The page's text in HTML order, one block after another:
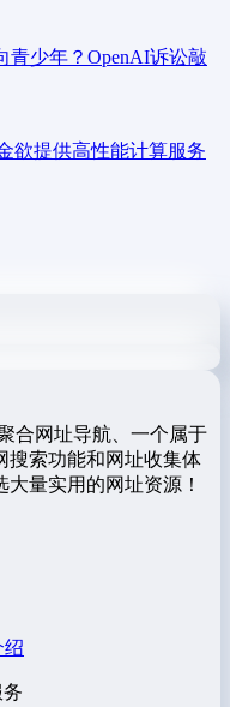
青少年？OpenAI诉讼敲
欲提供高性能计算服务
合网址导航、一个属于
搜索功能和网址收集体
量实用的网址资源！
绍